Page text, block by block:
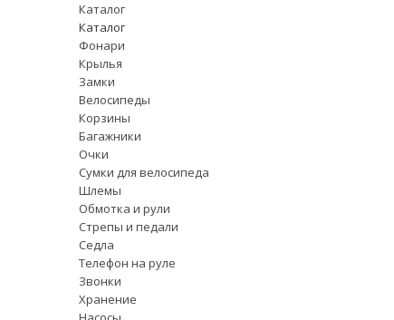
Каталог
Каталог
Фонари
Крылья
Замки
Велосипеды
Корзины
Багажники
Очки
Сумки для велосипеда
Шлемы
Обмотка и рули
Стрепы и педали
Седла
Телефон на руле
Звонки
Хранение